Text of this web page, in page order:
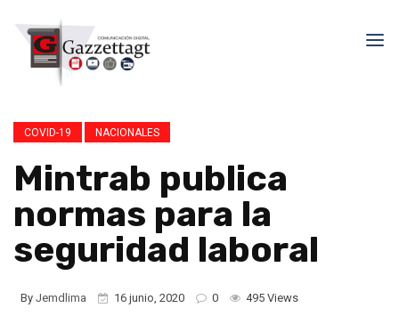
COVID-19 NACIONALES
Mintrab publica
normas para la
seguridad laboral
By Jemdlima 16 junio, 2020 0 495 Views